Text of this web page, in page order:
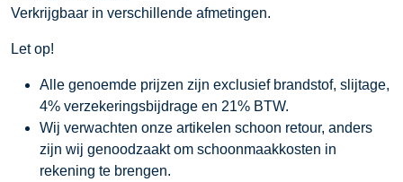
Verkrijgbaar in verschillende afmetingen.
Let op!
Alle genoemde prijzen zijn exclusief brandstof, slijtage,
4% verzekeringsbijdrage en 21% BTW.
Wij verwachten onze artikelen schoon retour, anders
zijn wij genoodzaakt om schoonmaakkosten in
rekening te brengen.